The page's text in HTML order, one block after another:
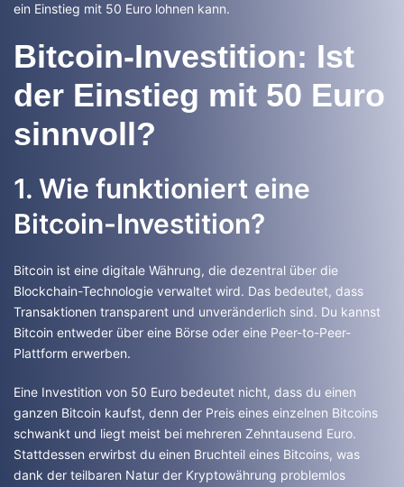
ein Einstieg mit 50 Euro lohnen kann.
Bitcoin-Investition: Ist
der Einstieg mit 50 Euro
sinnvoll?
1. Wie funktioniert eine
Bitcoin-Investition?
Bitcoin ist eine digitale Währung, die dezentral über die
Blockchain-Technologie verwaltet wird. Das bedeutet, dass
Transaktionen transparent und unveränderlich sind. Du kannst
Bitcoin entweder über eine Börse oder eine Peer-to-Peer-
Plattform erwerben.
Eine Investition von 50 Euro bedeutet nicht, dass du einen
ganzen Bitcoin kaufst, denn der Preis eines einzelnen Bitcoins
schwankt und liegt meist bei mehreren Zehntausend Euro.
Stattdessen erwirbst du einen Bruchteil eines Bitcoins, was
dank der teilbaren Natur der Kryptowährung problemlos